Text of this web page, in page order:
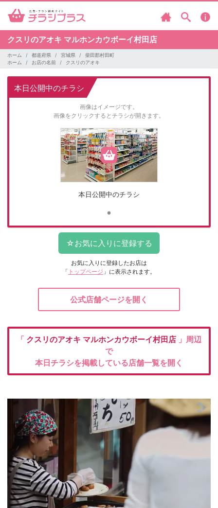
クスリのアオキ マルホンカウボーイ村田店
ホーム 都道府県 宮城県
柴田郡村田町
ホーム
お店の名前 クスリのアオキ
本日公開中のチラシ
画像はイメージです。
画像をクリックするとチラシが開きます。
本日公開中のチラシ
お気に入りに登録したお店は
「 トップページ 」に表示されます。
公式店舗ページを開く
「 クスリのアオキ マルホンカウボーイ村田店 」周辺
で
本日チラシを掲載している店舗一覧を開く